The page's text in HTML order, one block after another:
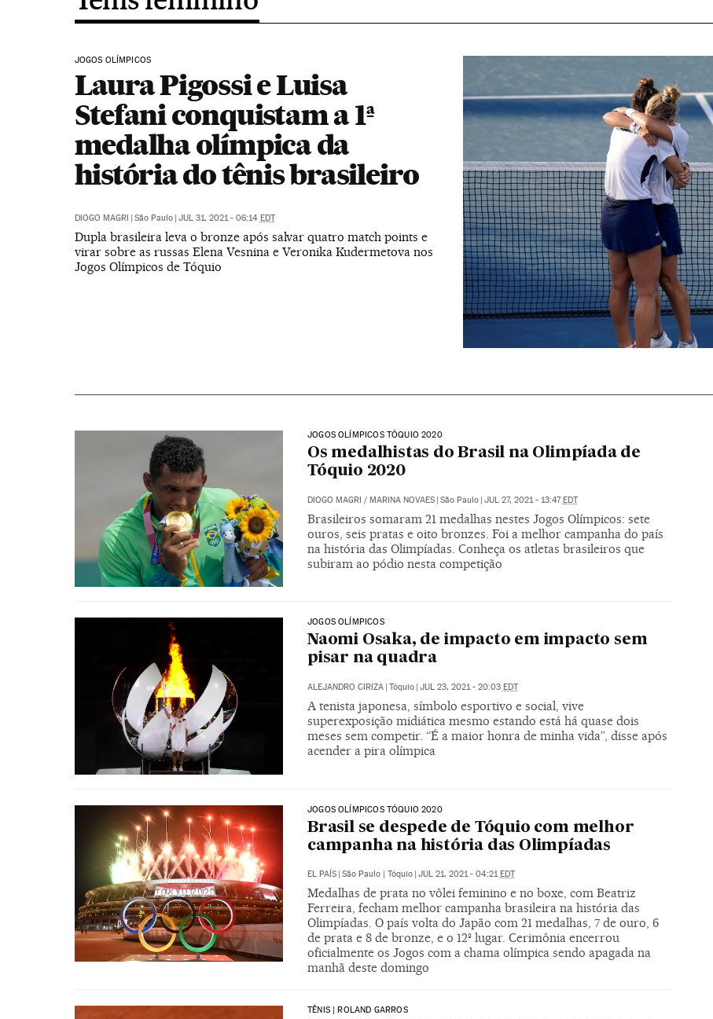
JOGOS OLÍMPICOS
Laura Pigossi e Luisa
Stefani conquistam a 1ª
medalha olímpica da
história do tênis brasileiro
DIOGO MAGRI | São Paulo | JUL 31, 2021 - 06:14 EDT
Dupla brasileira leva o bronze após salvar quatro match points e
virar sobre as russas Elena Vesnina e Veronika Kudermetova nos
Jogos Olímpicos de Tóquio
JOGOS OLÍMPICOS TÓQUIO 2020
Os medalhistas do Brasil na Olimpíada de
Tóquio 2020
DIOGO MAGRI / MARINA NOVAES | São Paulo | JUL 27, 2021 - 13:47EDT
Brasileiros somaram 21 medalhas nestes Jogos Olímpicos: sete
ouros, seis pratas e oito bronzes. Foi a melhor campanha do país
na história das Olimpíadas. Conheça os atletas brasileiros que
subiram ao pódio nesta competição
JOGOS OLÍMPICOS
Naomi Osaka, de impacto em impacto sem
pisar na quadra
ALEJANDRO CIRIZA Tóquio JUL 23, 2021 - 20:03 EDT
A tenista japonesa, símbolo esportivo e social, vive
superexposição midiática mesmo estando está há quase dois
meses sem competir. “É a maior honra de minha vida”, disse após
acender a pira olímpica
JOGOS OLÍMPICOS TÓQUIO 2020
Brasil se despede de Tóquio com melhor
campanha na história das Olimpíadas
EL PAÍS | São Paulo | Tóquio | JUL 21, 2021 - 04:21EDT
Medalhas de prata no vôlei feminino e no boxe, com Beatriz
Ferreira, fecham melhor campanha brasileira na história das
Olimpíadas. O país volta do Japão com 21 medalhas, 7 de ouro, 6
de prata e 8 de bronze, e o 12º lugar. Cerimônia encerrou
oficialmente os Jogos com a chama olímpica sendo apagada na
manhã deste domingo
TÊNIS | ROLAND GARROS